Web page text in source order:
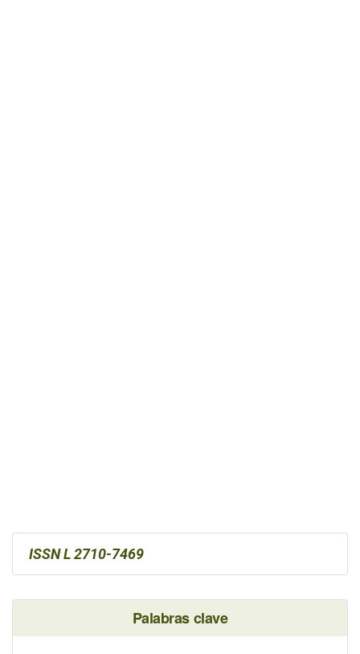
ISSN L 2710-7469
Palabras clave